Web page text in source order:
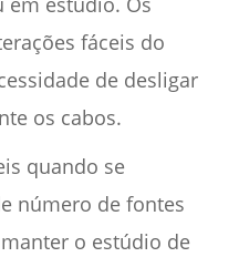
fáceis do
de desligar
os cabos.
quando se
número de fontes
o estúdio de